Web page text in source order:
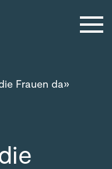
Frauen da»